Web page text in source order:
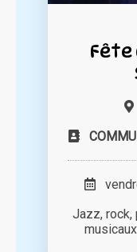
Fête
Jazz, rock,